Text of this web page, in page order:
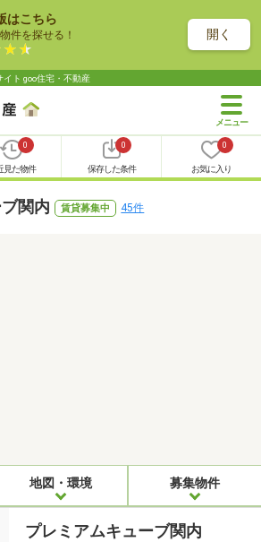
はこちら
件を探せる！ 開く
イト goo住宅・不動産
0
見た物件
0
保存した条件
0
お気に入り
関内 賃貸募集中 45件
地図・環境 募集物件
プレミアムキューブ関内